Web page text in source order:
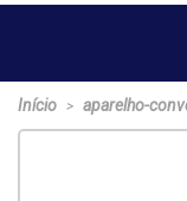
Início > aparelho-